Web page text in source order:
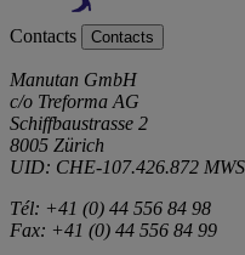
Contacts Contacts
Manutan GmbH
c/o Treforma AG
Schiffbaustrasse 2
8005 Zürich
UID: CHE-107.426.872
Tél: +41 (0) 44 556 84 98
Fax: +41 (0) 44 556 84 99